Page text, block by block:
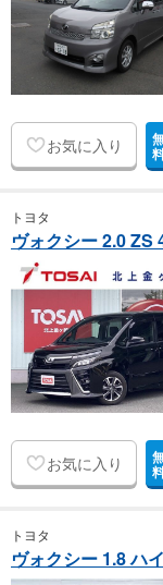
お気に入り
トヨタ
ヴォクシー 2.0 ZS
お気に入り
トヨタ
ヴォクシー 1.8 ハ